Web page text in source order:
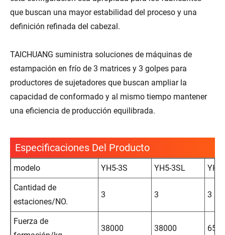
que buscan una mayor estabilidad del proceso y una
definición refinada del cabezal.
TAICHUANG suministra soluciones de máquinas de
estampación en frío de 3 matrices y 3 golpes para
productores de sujetadores que buscan ampliar la
capacidad de conformado y al mismo tiempo mantener
una eficiencia de producción equilibrada.
Especificaciones Del Producto
modelo YH5-3S YH5-3SL
Cantidad de
estaciones/NO.
3 3 3
Fuerza de
38000 38000